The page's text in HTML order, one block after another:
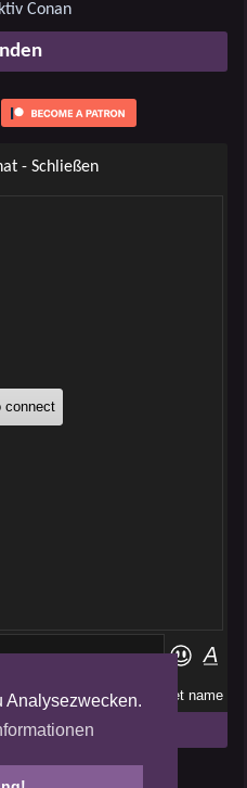
Analysezwecken.
Conan
- Schließen
auf